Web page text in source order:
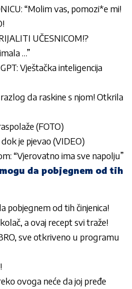
“Molim vas, pomozi*e mi!
UČESNICOM!?
…”
Vještačka inteligencija
da raskine s njom! Otkrila
(FOTO)
je pjevao (VIDEO)
“Vjerovatno ima sve napolju”
mogu da pobjegnem od tih
pobjegnem od tih činjenica!
a ovaj recept svi traže!
sve otkriveno u programu
ovoga neće da joj pređe